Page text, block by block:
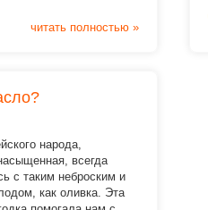
читать полностью »
народа,
всегда
с таким неброским и
как оливка. Эта